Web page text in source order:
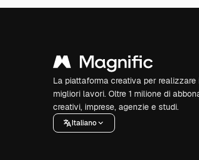
La piattaforma creativa per realizzare
migliori lavori. Oltre 1 milione di
creativi, imprese, agenzie e studi.
Italiano